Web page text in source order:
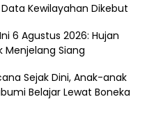
Kewilayahan Dikebut
6 Agustus 2026: Hujan
Menjelang Siang
Sejak Dini, Anak-anak
Belajar Lewat Boneka